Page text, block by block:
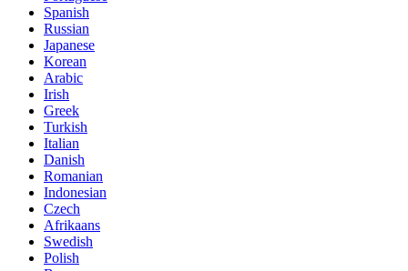
Spanish
Russian
Japanese
Korean
Arabic
Irish
Greek
Turkish
Italian
Danish
Romanian
Indonesian
Czech
Afrikaans
Swedish
Polish